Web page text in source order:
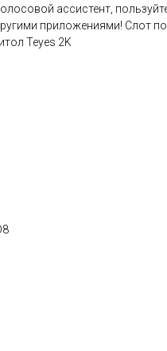
ассистент,
приложениями! Слот
Teyes 2K